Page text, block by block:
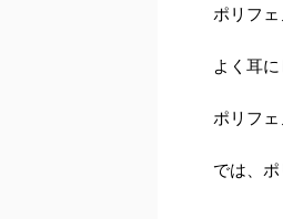
ポリフェ
よく耳
ポリフ
では、